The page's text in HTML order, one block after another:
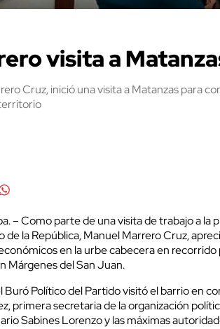
visita a
Cruz, inició una visita a Matanzas para
– Como parte de una visita de trabajo a la
de la República, Manuel Marrero Cruz,
en la urbe cabecera en recorrido
Márgenes del San Juan.
Buró Político del Partido visitó el barrio en
primera secretaria de la organización
Sabines Lorenzo y las máximas